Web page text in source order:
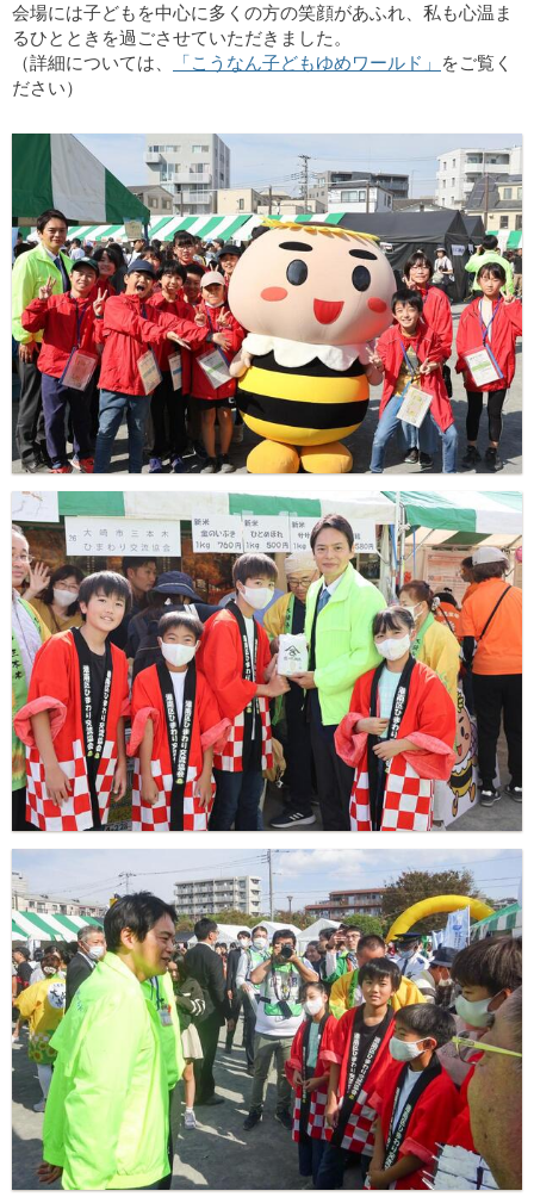
会場には子どもを中心に多くの方の笑顔があふれ、私も心温ま
るひとときを過ごさせていただきました。
（詳細については、
「こうなん子どもゆめワールド」 をご覧く
ださい）